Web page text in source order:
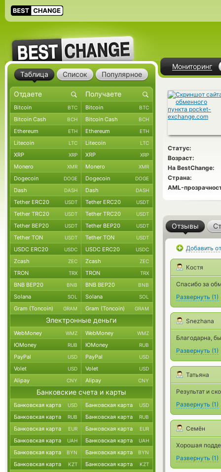
Мониторинг
Статус:
Возраст:
На BestChange:
Страна:
AML-
Отзывы
Добавить
Костя
Спасибо за
Развернуть (1)
Snezhana
Благодарна,
Развернуть (1)
Татьяна
Результат и
Развернуть (1)
Семён
Хорошая
Развернуть (1)
Таблица Список Популярное
Bitcoin BTC Bitcoin BTC
Bitcoin Cash BCH Bitcoin Cash BCH
Ethereum ETH Ethereum ETH
Litecoin LTC Litecoin LTC
XRP XRP XRP XRP
Monero XMR Monero XMR
Dogecoin DOGE Dogecoin DOGE
Dash DASH Dash DASH
Tether ERC20 USDT Tether ERC20 USDT
Tether TRC20 USDT Tether TRC20 USDT
Tether BEP20 USDT Tether BEP20 USDT
Tether TON USDT Tether TON USDT
USDC ERC20 USDC USDC ERC20 USDC
Zcash ZEC Zcash ZEC
TRON TRX TRON TRX
BNB BEP20 BNB BNB BEP20 BNB
Solana SOL Solana SOL
Gram (Toncoin) GRAM Gram (Toncoin) GRAM
Электронные деньги
WebMoney WMZ WebMoney WMZ
ЮMoney RUB ЮMoney RUB
PayPal USD PayPal USD
Volet USD Volet USD
Alipay CNY Alipay CNY
Банковские счета и карты
Банковская карта USD Банковская карта USD
Банковская карта RUB Банковская карта RUB
Банковская карта EUR Банковская карта EUR
Банковская карта UAH Банковская карта UAH
Банковская карта BYN Банковская карта BYN
Банковская карта KZT Банковская карта KZT